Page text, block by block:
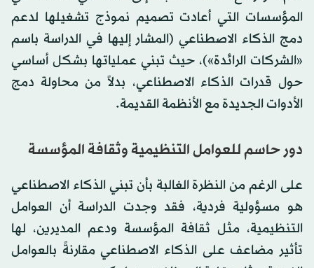
المؤسسات التي أعادت تصميم نموذج تشغيلها لدعم
دمج الذكاء الاصطناعي (المشار إليها في الدراسة باسم
«الشركات الرائدة»)، حيث تبني عملياتها بشكل أساسي
حول قدرات الذكاء الاصطناعي، بدلاً من محاولة دمج
الأدوات الجديدة مع الأنظمة القديمة.
دور حاسم للعوامل التنظيمية وثقافة المؤسسة
على الرغم من النظرة الغالبة بأن تبني الذكاء الاصطناعي
هو مسؤولية فردية، فقد وجدت الدراسة أن العوامل
التنظيمية، مثل ثقافة المؤسسة ودعم المديرين، لها
تأثير مضاعف على الذكاء الاصطناعي مقارنةً بالعوامل